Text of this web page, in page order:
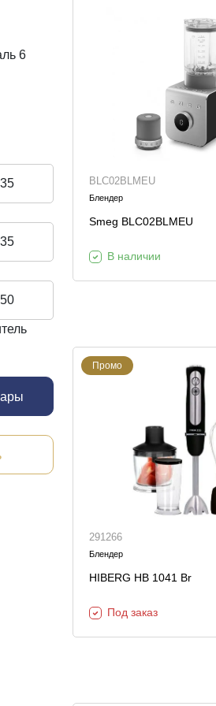
6
BLC02BLMEU
Блендер
Smeg BLC02BLMEU
В наличии
Промо
291266
Блендер
HIBERG HB 1041 Br
Под заказ